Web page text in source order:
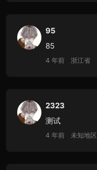
95
85
4 年前 浙江省
2323
测试
4 年前 未知地区